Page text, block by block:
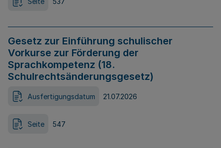
Gesetz zur Einführung schulischer
Vorkurse zur Förderung der
Sprachkompetenz (18.
Schulrechtsänderungsgesetz)
Ausfertigungsdatum 21.07.2026
Seite 547